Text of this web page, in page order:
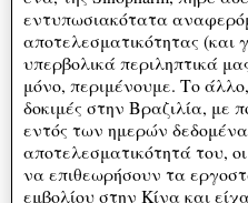
εντυπωσιακότατα
αποτελεσματικότητας (και
υπερβολικά περιληπτικά
μόνο, περιμένουμε. Το
δοκιμές στην Βραζιλία, με
εντός των ημερών
αποτελεσματικότητά του,
να επιθεωρήσουν τα
εμβολίου στην Κίνα και